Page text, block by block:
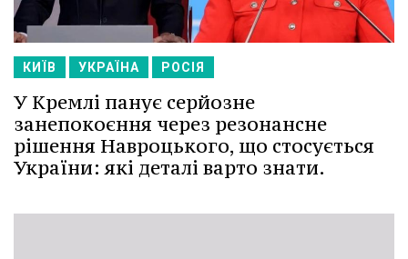
КИЇВ УКРАЇНА РОСІЯ
У Кремлі панує серйозне
занепокоєння через резонансне
рішення Навроцького, що стосується
України: які деталі варто знати.